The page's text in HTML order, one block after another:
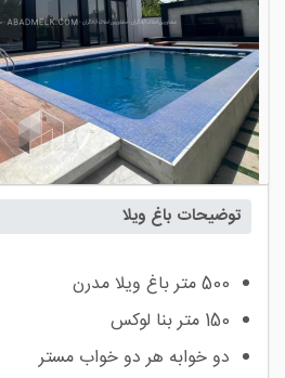
توضیحات باغ ویلا
500 متر باغ ویلا مدرن
150 متر بنا لوکس
دو خوابه هر دو خواب مستر